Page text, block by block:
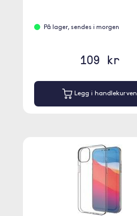
På lager, sendes i morgen
109 kr
Legg i handlekurven